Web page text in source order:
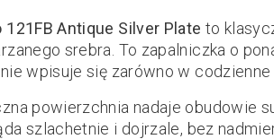
121FB Antique Silver Plate to
srebra. To zapalniczka o
wpisuje się zarówno w
powierzchnia nadaje obudowie
szlachetnie i dojrzale, bez